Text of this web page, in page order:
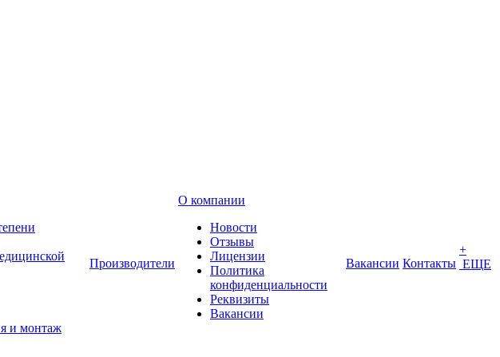
и монтаж
Производители
О компании
Новости
Отзывы
Лицензии
Политика
конфиденциальности
Реквизиты
Вакансии
Вакансии Контакты
+
ЕЩЕ